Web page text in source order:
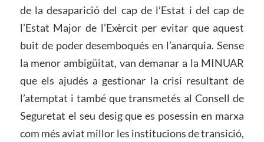
de la desaparició del cap de l’Estat i del cap de
l’Estat Major de l’Exèrcit per evitar que aquest
buit de poder desemboqués en l’anarquia. Sense
la menor ambigüitat, van demanar a la MINUAR
que els ajudés a gestionar la crisi resultant de
l’atemptat i també que transmetés al Consell de
Seguretat el seu desig que es posessin en marxa
com més aviat millor les institucions de transició,